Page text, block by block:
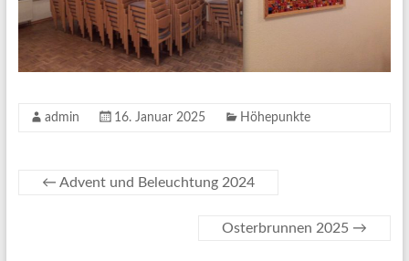
admin 16. Januar 2025 Höhepunkte
← Advent und Beleuchtung 2024
Osterbrunnen 2025 →